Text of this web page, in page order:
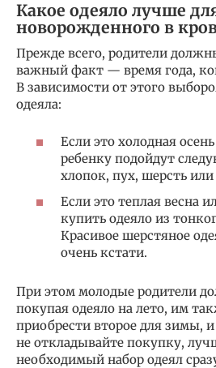
Какое одеяло лучше
новорожденного в
Прежде всего, родители
важный факт — время года,
В зависимости от этого
одеяла:
Если это холодная
ребенку подойдут
хлопок, пух, шерсть
Если это теплая весна
купить одеяло из
Красивое шерстяное
очень кстати.
При этом молодые родители
покупая одеяло на лето, им
приобрести второе для зимы,
не откладывайте покупку,
необходимый набор одеял